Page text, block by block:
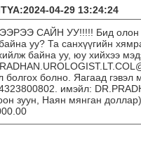
04-29 13:24:24
САЙН УУ!!!!! Бид олон
уу? Та санхүүгийн
байна уу, юу хийхээ
болгох болно. Яагаад гэвэл
имэйл:
зуун, Наян мянган